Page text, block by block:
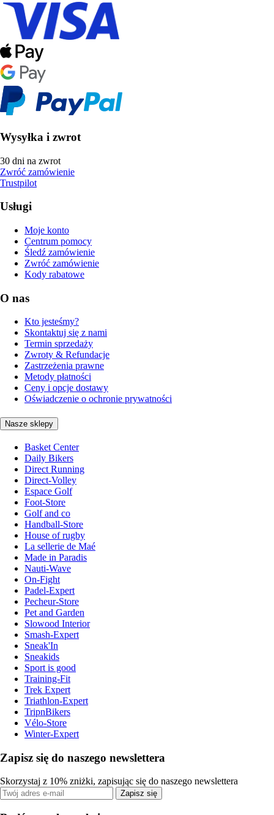
Wysyłka i zwrot
30 dni na zwrot
Zwróć zamówienie
Trustpilot
Usługi
Moje konto
Centrum pomocy
Śledź zamówienie
Zwróć zamówienie
Kody rabatowe
O nas
Kto jesteśmy?
Skontaktuj się z nami
Termin sprzedaży
Zwroty & Refundacje
Zastrzeżenia prawne
Metody płatności
Ceny i opcje dostawy
Oświadczenie o ochronie prywatności
Nasze sklepy
Basket Center
Daily Bikers
Direct Running
Direct-Volley
Espace Golf
Foot-Store
Golf and co
Handball-Store
House of rugby
La sellerie de Maé
Made in Paradis
Nauti-Wave
On-Fight
Padel-Expert
Pecheur-Store
Pet and Garden
Slowood Interior
Smash-Expert
Sneak'In
Sneakids
Sport is good
Training-Fit
Trek Expert
Triathlon-Expert
TripnBikers
Vélo-Store
Winter-Expert
Zapisz się do naszego newslettera
Skorzystaj z 10% zniżki, zapisując się do naszego newslettera
Zapisz się